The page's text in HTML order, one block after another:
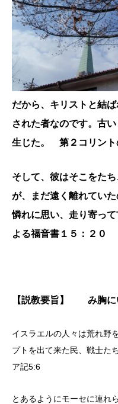
だから、キリストと結
された者なのです。古
生じた。 第２コリント
そして、彼はそこをた
が、まだ遠く離れていた
憐れに思い、走り寄っ
よる福音書１５：２０
【説教要旨】 み胸に
イスラエルの人々は荒れ野
プトを出て来た民、戦士
ア記5:6
とあるようにモーセに連れ